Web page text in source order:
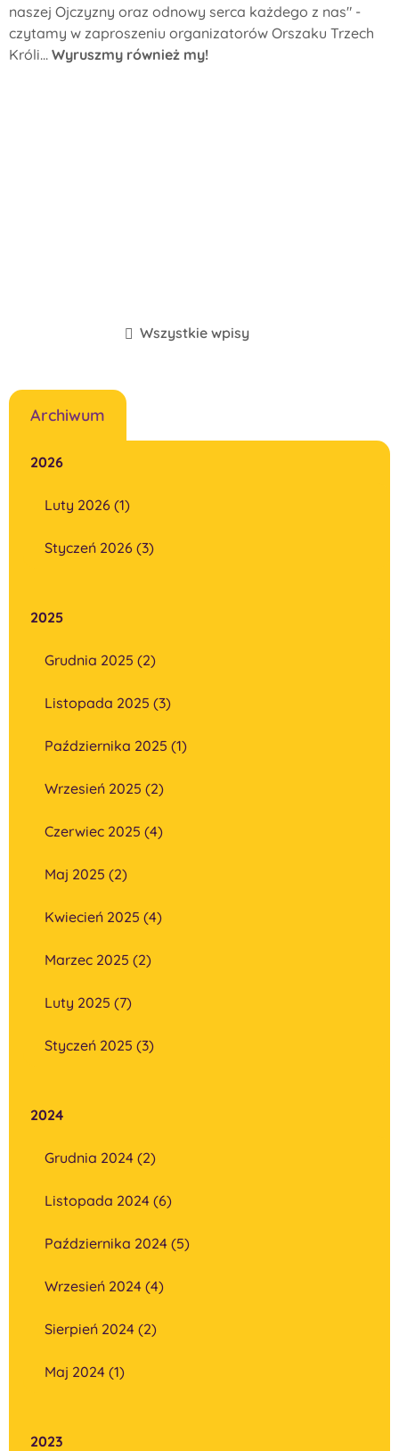
naszej Ojczyzny oraz odnowy serca każdego z nas" -
czytamy w zaproszeniu organizatorów Orszaku Trzech
Króli... Wyruszmy również my!
Wszystkie wpisy
Archiwum
2026
Luty 2026 (1)
Styczeń 2026 (3)
2025
Grudnia 2025 (2)
Listopada 2025 (3)
Października 2025 (1)
Wrzesień 2025 (2)
Czerwiec 2025 (4)
Maj 2025 (2)
Kwiecień 2025 (4)
Marzec 2025 (2)
Luty 2025 (7)
Styczeń 2025 (3)
2024
Grudnia 2024 (2)
Listopada 2024 (6)
Października 2024 (5)
Wrzesień 2024 (4)
Sierpień 2024 (2)
Maj 2024 (1)
2023